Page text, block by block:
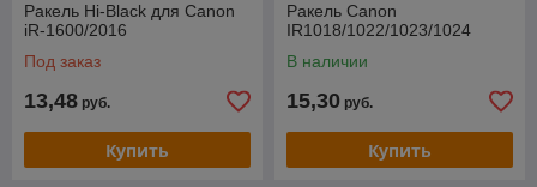
Ракель Hi-Black для Canon
iR-1600/2016
Под заказ
13,48 руб.
Купить
Ракель Canon
IR1018/1022/1023/1024
В наличии
15,30 руб.
Купить